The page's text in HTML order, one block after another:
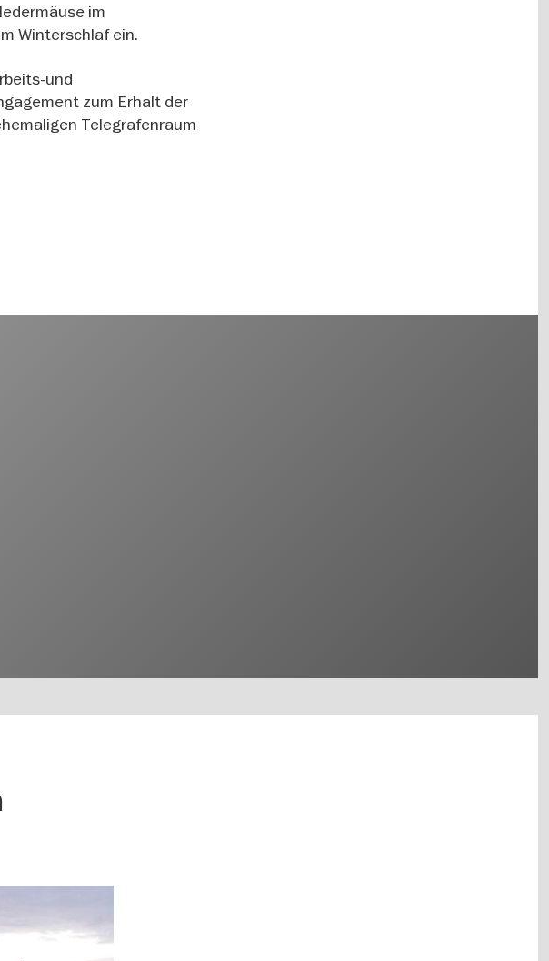
im
Winterschlaf ein.
und
zum Erhalt der
Telegrafenraum